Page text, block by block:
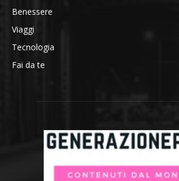
Benessere
Viaggi
Tecnologia
Fai da te